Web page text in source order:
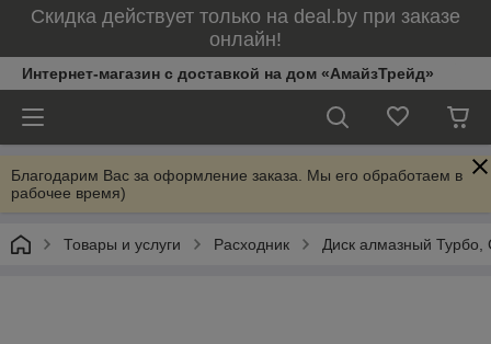
Скидка действует только на deal.by при заказе
онлайн!
Интернет-магазин с доставкой на дом «АмайзТрейд»
Благодарим Вас за оформление заказа. Мы его обработаем в
рабочее время)
Товары и услуги Расходник Диск алмазный Турбо,